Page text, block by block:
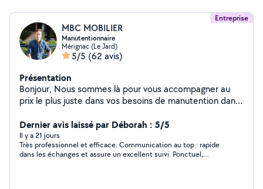
Entreprise
MBC MOBILIER
Manutentionnaire
Mérignac (Le Jard)
5/5 (62 avis)
Présentation
Bonjour, Nous sommes là pour vous accompagner au
prix le plus juste dans vos besoins de manutention dans
déchèterie, etc etc .. Nous sommes à votre disposition
du lundi au dimanche. N'hésitez pas à nous contacter
par téléphone (sms ou appel). Au plaisir de vous aider,
Cyril
Dernier avis laissé par Déborah : 5/5
Il y a 21 jours
Très professionnel et efficace. Communication au top : rapide
dans les échanges et assure un excellent suivi. Ponctuel,